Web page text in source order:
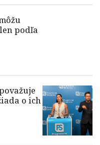
podľa
o ich